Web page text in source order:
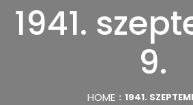
1941.
9.
HOME 1941.